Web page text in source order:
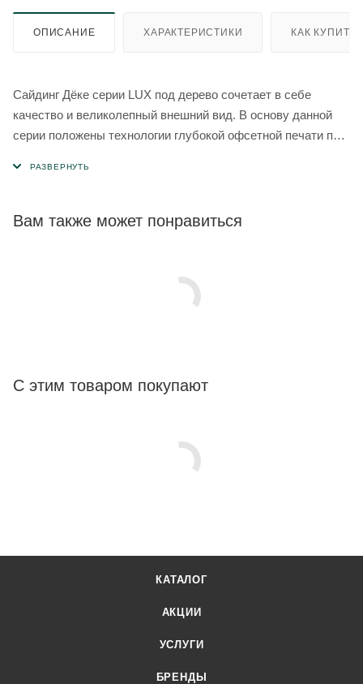
ОПИСАНИЕ ХАРАКТЕРИСТИКИ КАК КУПИТЬ
Сайдинг Дёке серии LUX под дерево сочетает в себе
качество и великолепный внешний вид. В основу данной
серии положены технологии глубокой офсетной печати по
деревянного бревна или бруса.
Вам также может понравиться
С этим товаром покупают
КАТАЛОГ
АКЦИИ
УСЛУГИ
БРЕНДЫ